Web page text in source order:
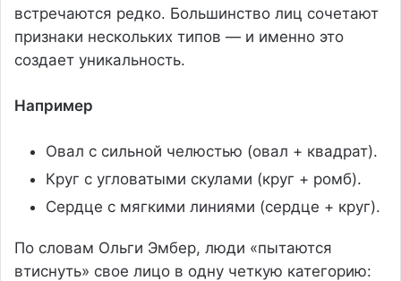
встречаются редко. Большинство лиц сочетают
признаки нескольких типов — и именно это
создает уникальность.
Например
Овал с сильной челюстью (овал + квадрат).
Круг с угловатыми скулами (круг + ромб).
Сердце с мягкими линиями (сердце + круг).
По словам Ольги Эмбер, люди «пытаются
втиснуть» свое лицо в одну четкую категорию: